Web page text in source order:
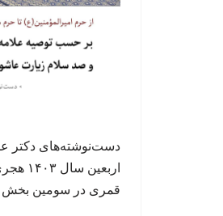
دست‌نوشته‌های دکتر
قمری در سومین بخش